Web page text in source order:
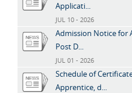
Applicati...
JUL 10 - 2026
Admission Notice for
Post D...
JUL 01 - 2026
Schedule of
Apprentice, d...